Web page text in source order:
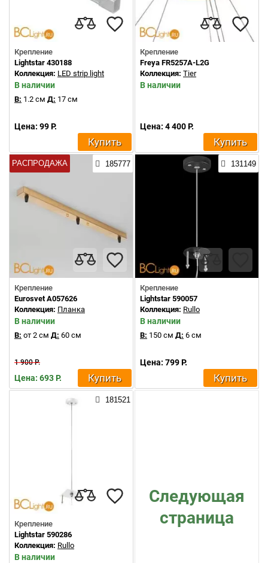
Крепление
Lightstar 430188
Коллекция: LED strip light
В наличии
В: 1.2 см Д: 17 см
Цена: 99 Р.
Купить
Крепление
Freya FR5257A-L2G
Коллекция: Tier
В наличии
Цена: 4 400 Р.
Купить
РАСПРОДАЖА 185777
Крепление
Eurosvet A057626
Коллекция: Планка
В наличии
В: от 2 см Д: 60 см
1 900 Р.
Цена: 693 Р. Купить
131149
Крепление
Lightstar 590057
Коллекция: Rullo
В наличии
В: 150 см Д: 6 см
Цена: 799 Р.
Купить
181521
Крепление
Lightstar 590286
Коллекция: Rullo
В наличии
Следующая
страница